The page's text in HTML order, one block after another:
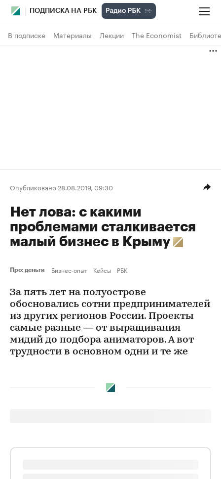
ПОДПИСКА НА РБК
В подписке Материалы Лекции The Economist
Опубликовано 28.08.2019, 09:30
Нет лова: с какими
проблемами сталкивается
малый бизнес в Крыму
Про: деньги Бизнес-опыт Кейсы РБК
За пять лет на полуострове
обосновались сотни предпринимателей
из других регионов России. Проекты
самые разные — от выращивания
мидий до подбора аниматоров. А вот
трудности в основном одни и те же